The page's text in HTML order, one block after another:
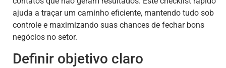
ajuda a traçar um caminho eficiente, mantendo tudo sob
controle e maximizando suas chances de fechar bons
negócios no setor.
Definir objetivo claro